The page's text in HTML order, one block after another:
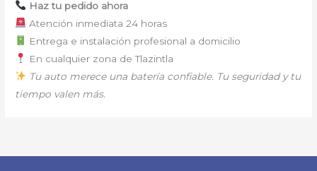
Haz tu pedido ahora
Atención inmediata 24 horas
Entrega e instalación profesional a domicilio
En cualquier zona de Tlazintla
Tu auto merece una batería confiable. Tu seguridad y tu
tiempo valen más.